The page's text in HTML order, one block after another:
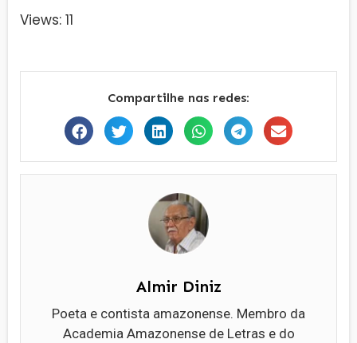
Views: 11
Compartilhe nas redes:
Almir Diniz
Poeta e contista amazonense. Membro da
Academia Amazonense de Letras e do